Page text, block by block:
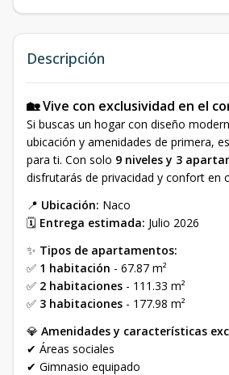
Descripción
🏡 Vive con exclusividad en el
Si buscas un hogar con diseño
ubicación y amenidades de primera,
para ti. Con solo 9 niveles y 3
disfrutarás de privacidad y confort en
📍 Ubicación: Naco
🗓 Entrega estimada: Julio 2026
✨ Tipos de apartamentos:
✅ 1 habitación - 67.87 m²
✅ 2 habitaciones - 111.33 m²
✅ 3 habitaciones - 177.98 m²
💎 Amenidades y características
✔ Áreas sociales
✔ Gimnasio equipado